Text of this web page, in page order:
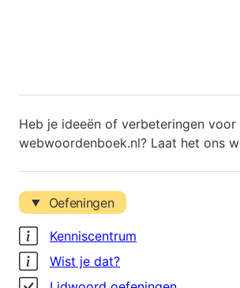
Heb je ideeën of verbeteringen voor
webwoordenboek.nl? Laat het ons
Oefeningen
Kenniscentrum
Wist je dat?